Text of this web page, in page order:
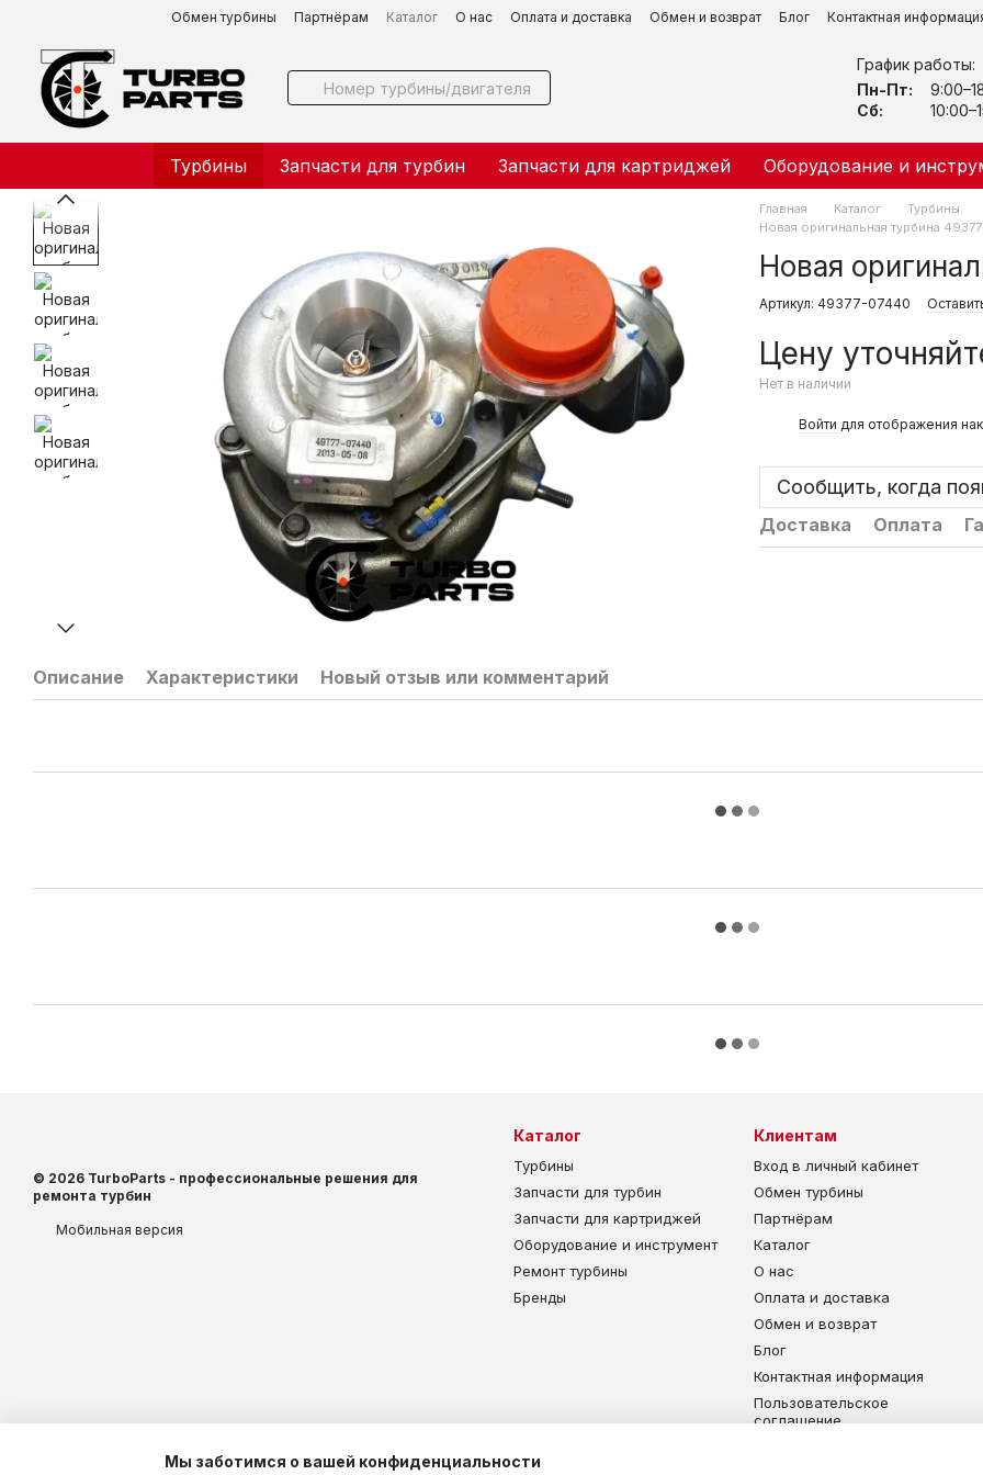
Перейти к основному контенту
Обмен турбины Партнёрам Каталог О нас Оплата и доставка Обмен и возврат Блог Контактная
График работы:
Пн-Пт:
Сб:
Турбины Запчасти для турбин Запчасти для картриджей Оборудование и
Главная Каталог Турбины
Новая оригинальная турбина
Новая
Артикул: 49377-07440
Цену
Нет в наличии
Войти для отображения
Сообщить, когда
Доставка Оплата
Описание Характеристики Новый отзыв или комментарий
© 2026 TurboParts - профессиональные решения для
ремонта турбин
Мобильная версия
Каталог
Турбины
Запчасти для турбин
Запчасти для картриджей
Оборудование и инструмент
Ремонт турбины
Бренды
Клиентам
Вход в личный кабинет
Обмен турбины
Партнёрам
Каталог
О нас
Оплата и доставка
Обмен и возврат
Блог
Контактная информация
Пользовательское
соглашение
Мы заботимся о вашей конфиденциальности